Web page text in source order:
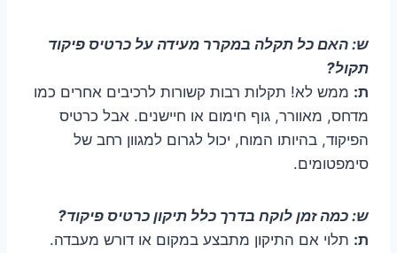
ש: האם כל תקלה במקרר מעידה על כרטיס פיקוד
תקול?
ת: ממש לא! תקלות רבות קשורות לרכיבים אחרים כמו
מדחס, מאוורר, גוף חימום או חיישנים. אבל כרטיס
הפיקוד, בהיותו המוח, יכול לגרום למגוון רחב של
סימפטומים.
ש: כמה זמן לוקח בדרך כלל תיקון כרטיס פיקוד?
ת: תלוי אם התיקון מתבצע במקום או דורש מעבדה.